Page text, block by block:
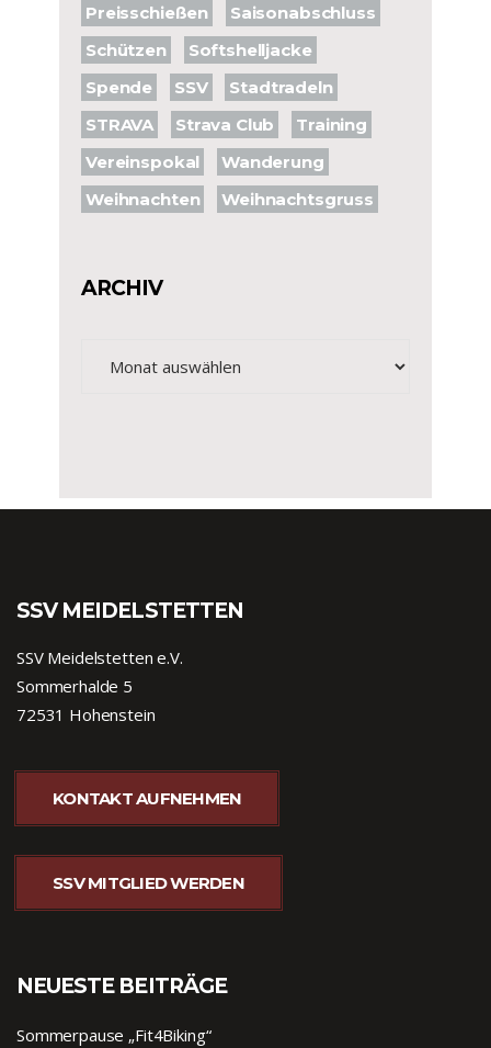
Preisschießen
Saisonabschluss
Schützen
Softshelljacke
Spende
SSV
Stadtradeln
STRAVA
Strava Club
Training
Vereinspokal
Wanderung
Weihnachten
Weihnachtsgruss
ARCHIV
SSV MEIDELSTETTEN
SSV Meidelstetten e.V.
Sommerhalde 5
72531 Hohenstein
KONTAKT AUFNEHMEN
SSV MITGLIED WERDEN
NEUESTE BEITRÄGE
Sommerpause „Fit4Biking“